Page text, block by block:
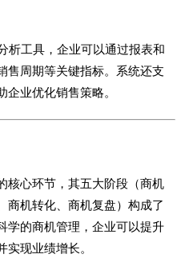
析工具，企业可以通过报表和
售周期等关键指标。系统还支
业优化销售策略。
核心环节，其五大阶段（商机
商机转化、商机复盘）构成了
学的商机管理，企业可以提升
现业绩增长。